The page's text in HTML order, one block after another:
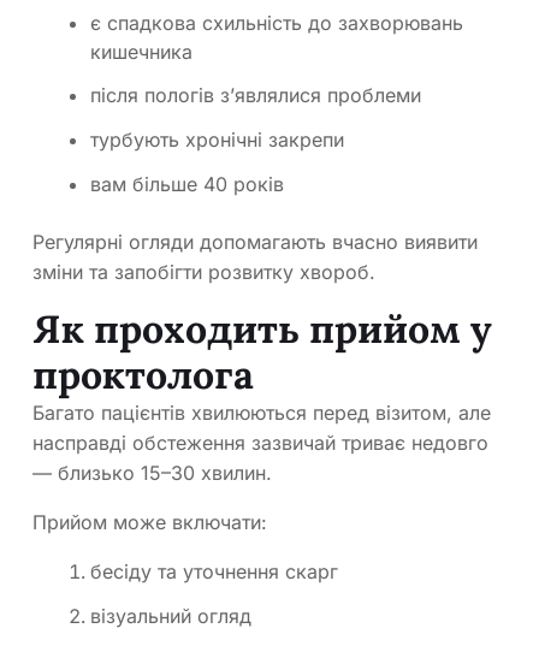
є спадкова схильність до захворювань
кишечника
після пологів з’являлися проблеми
турбують хронічні закрепи
вам більше 40 років
Регулярні огляди допомагають вчасно виявити
зміни та запобігти розвитку хвороб.
Як проходить прийом у
проктолога
Багато пацієнтів хвилюються перед візитом, але
насправді обстеження зазвичай триває недовго
— близько 15–30 хвилин.
Прийом може включати:
бесіду та уточнення скарг
візуальний огляд